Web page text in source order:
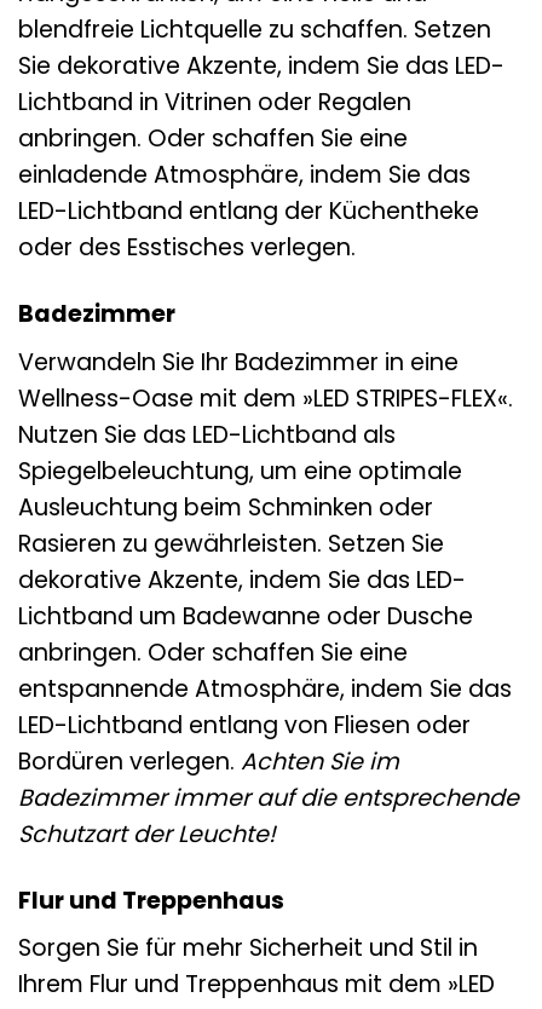
blendfreie Lichtquelle zu schaffen. Setzen
Sie dekorative Akzente, indem Sie das LED-
Lichtband in Vitrinen oder Regalen
anbringen. Oder schaffen Sie eine
einladende Atmosphäre, indem Sie das
LED-Lichtband entlang der Küchentheke
oder des Esstisches verlegen.
Badezimmer
Verwandeln Sie Ihr Badezimmer in eine
Wellness-Oase mit dem »LED STRIPES-FLEX«.
Nutzen Sie das LED-Lichtband als
Spiegelbeleuchtung, um eine optimale
Ausleuchtung beim Schminken oder
Rasieren zu gewährleisten. Setzen Sie
dekorative Akzente, indem Sie das LED-
Lichtband um Badewanne oder Dusche
anbringen. Oder schaffen Sie eine
entspannende Atmosphäre, indem Sie das
LED-Lichtband entlang von Fliesen oder
Bordüren verlegen. Achten Sie im
Badezimmer immer auf die entsprechende
Schutzart der Leuchte!
Flur und Treppenhaus
Sorgen Sie für mehr Sicherheit und Stil in
Ihrem Flur und Treppenhaus mit dem »LED